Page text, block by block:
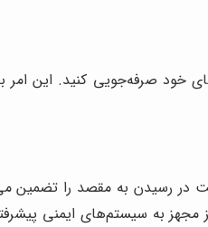
خود صرفه‌جویی کنید. این امر
در رسیدن به مقصد را تضمین
مجهز به سیستم‌های ایمنی